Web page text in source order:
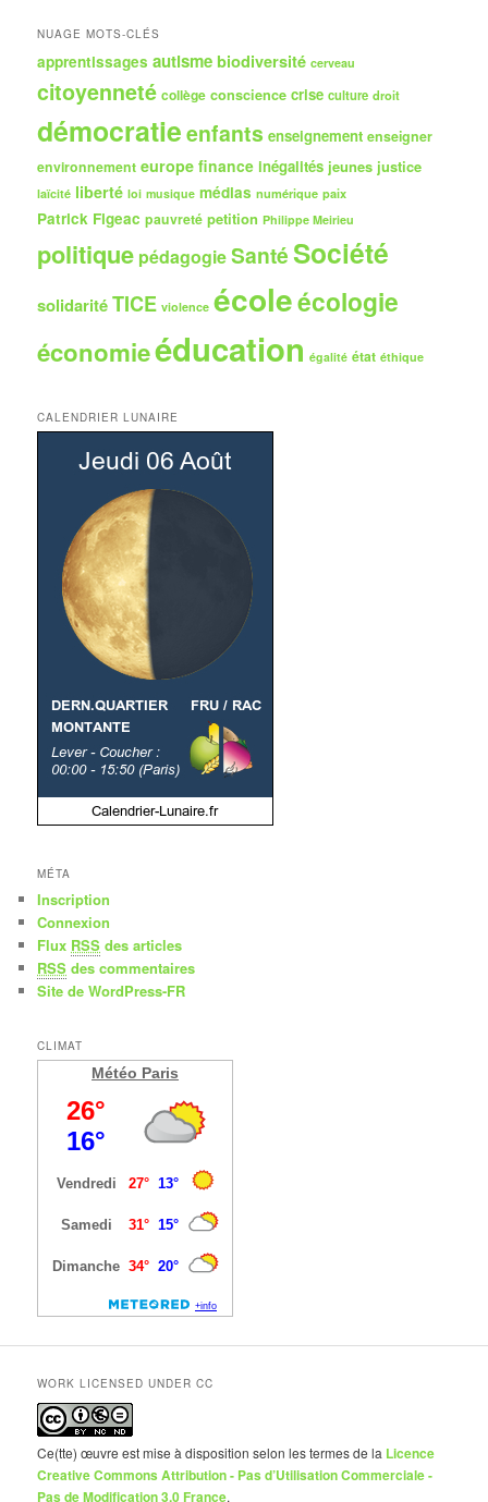
h
NUAGE MOTS-CLÉS
apprentissages autisme biodiversité cerveau
citoyenneté collège conscience crise culture droit
démocratieenfants enseignement enseigner
environnement europe finance inégalités jeunes justice
laïcité liberté loi musique médias numérique paix
Patrick Figeac pauvreté petition Philippe Meirieu
politique pédagogieSantéSociété
solidaritéTICE violence écoleécologie
économieéducation égalité état éthique
CALENDRIER LUNAIRE
MÉTA
Inscription
Connexion
Flux RSS des articles
RSS des commentaires
Site de WordPress-FR
CLIMAT
Météo Paris
WORK LICENSED UNDER CC
Ce(tte) œuvre est mise à disposition selon les termes de la Licence
Creative Commons Attribution - Pas d’Utilisation Commerciale -
Pas de Modification 3.0 France.